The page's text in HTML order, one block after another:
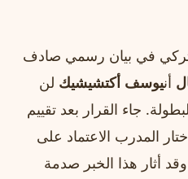
في بيان رسمي صادف
أنيوسف أكتشيشيك لن
جاء القرار بعد تقييم
المدرب الاعتماد على
أثار هذا الخبر صدمة